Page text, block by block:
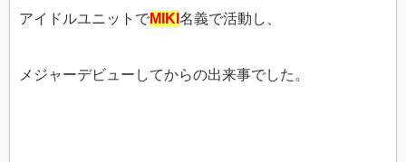
アイドルユニットでMIKI 名義で活動し、
メジャーデビューしてからの出来事でした。